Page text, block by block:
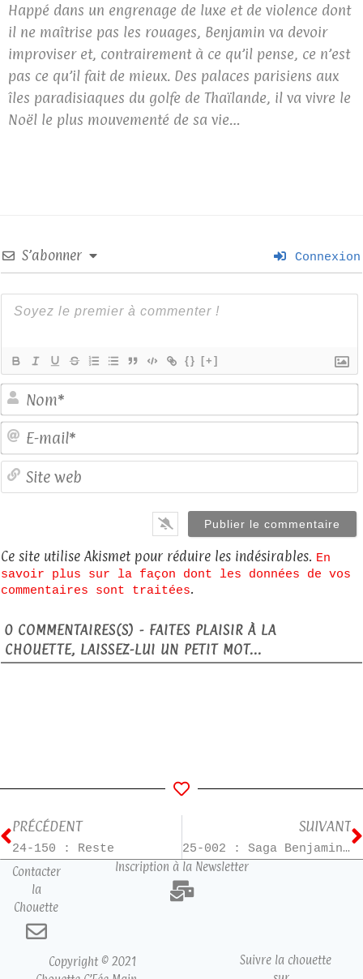
Happé dans un engrenage de luxe et de violence dont
il ne maîtrise pas les rouages, Benjamin va devoir
improviser et, contrairement à ce qu’il pense, ce n’est
pas ce qu’il fait de mieux. Des palaces parisiens aux
îles paradisiaques du golfe de Thaïlande, il va vivre le
Noël le plus mouvementé de sa vie…
S’abonner Connexion
{} [+]
Ce site utilise Akismet pour réduire les indésirables. En
savoir plus sur la façon dont les données de vos
commentaires sont traitées.
0 COMMENTAIRES(S) - FAITES PLAISIR À LA
CHOUETTE, LAISSEZ-LUI UN PETIT MOT...
PRÉCÉDENT
24-150 : Reste
SUIVANT
25-002 : Saga Benjamin Varenne – T2
Contacter
la
Chouette
Inscription à la Newsletter
Copyright © 2021
Suivre la chouette